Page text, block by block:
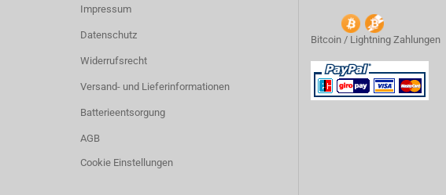
Impressum
Datenschutz
Widerrufsrecht
Versand- und Lieferinformationen
Batterieentsorgung
AGB
Cookie Einstellungen
Bitcoin / Lightning Zahlungen